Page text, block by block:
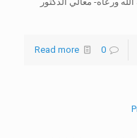
0
Read more